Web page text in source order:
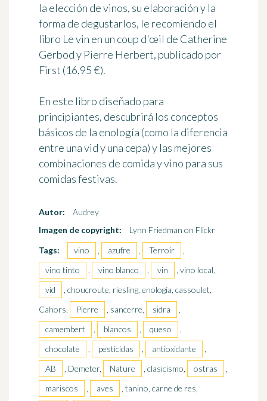
la elección de vinos, su elaboración y la
forma de degustarlos, le recomiendo el
libro Le vin en un coup d'œil de Catherine
Gerbod y Pierre Herbert, publicado por
First (16,95 €).
En este libro diseñado para
principiantes, descubrirá los conceptos
básicos de la enología (como la diferencia
entre una vid y una cepa) y las mejores
combinaciones de comida y vino para sus
comidas festivas.
Autor:
Audrey
Imagen de copyright:
Lynn Friedman on Flickr
Tags:
vino , azufre , Terroir
,
vino tinto
, vino blanco , vin
, vino local,
vid
, choucroute, riesling, enología, cassoulet,
Cahors,
Pierre , sancerre, sidra
,
camembert
, blancos , queso
,
chocolate
, pesticidas , antioxidante
,
AB
, Demeter, Nature , clasicismo, ostras
,
mariscos
, aves
, tanino, carne de res,